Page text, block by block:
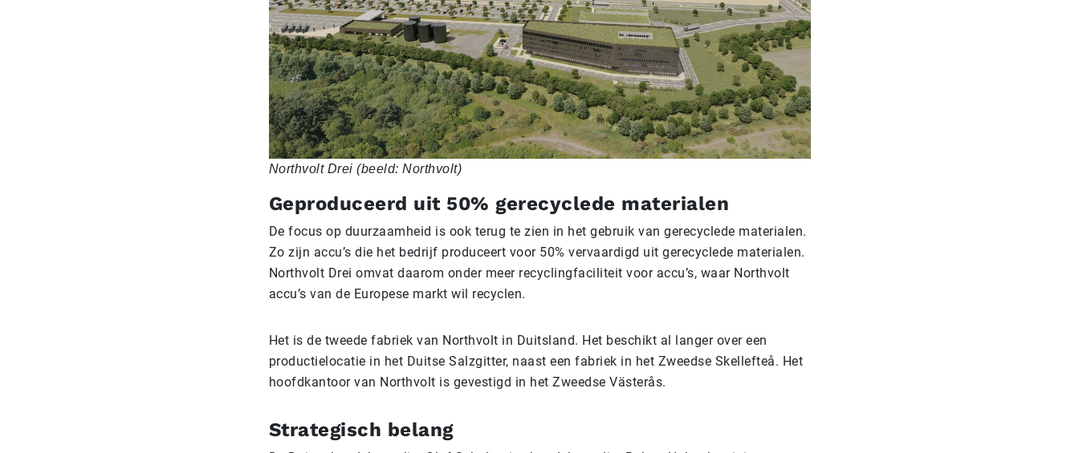
Northvolt Drei (beeld: Northvolt)
Geproduceerd uit 50% gerecyclede materialen
De focus op duurzaamheid is ook terug te zien in het gebruik van gerecyclede materialen.
Zo zijn accu’s die het bedrijf produceert voor 50% vervaardigd uit gerecyclede materialen.
Northvolt Drei omvat daarom onder meer recyclingfaciliteit voor accu’s, waar Northvolt
accu’s van de Europese markt wil recyclen.
Het is de tweede fabriek van Northvolt in Duitsland. Het beschikt al langer over een
productielocatie in het Duitse Salzgitter, naast een fabriek in het Zweedse Skellefteå. Het
hoofdkantoor van Northvolt is gevestigd in het Zweedse Västerås.
Strategisch belang